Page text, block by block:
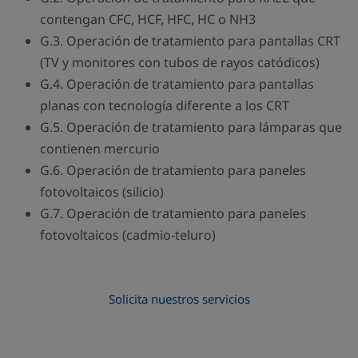
contengan CFC, HCF, HFC, HC o NH3
G.3. Operación de tratamiento para pantallas CRT
(TV y monitores con tubos de rayos catódicos)
G.4. Operación de tratamiento para pantallas
planas con tecnología diferente a los CRT
G.5. Operación de tratamiento para lámparas que
contienen mercurio
G.6. Operación de tratamiento para paneles
fotovoltaicos (silicio)
G.7. Operación de tratamiento para paneles
fotovoltaicos (cadmio-teluro)
Solicita nuestros servicios